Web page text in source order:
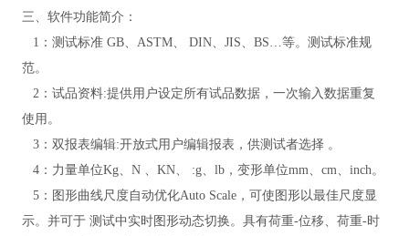
三、软件功能简介：
1：测试标准 GB、ASTM、 DIN、JIS、BS…等。测试标准规
范。
2：试品资料:提供用户设定所有试品数据，一次输入数据重复
使用。
3：双报表编辑:开放式用户编辑报表，供测试者选择 。
4：力量单位Kg、N 、KN、 :g、lb，变形单位mm、cm、inch。
5：图形曲线尺度自动优化Auto Scale，可使图形以最佳尺度显
示。并可于 测试中实时图形动态切换。具有荷重-位移、荷重-时